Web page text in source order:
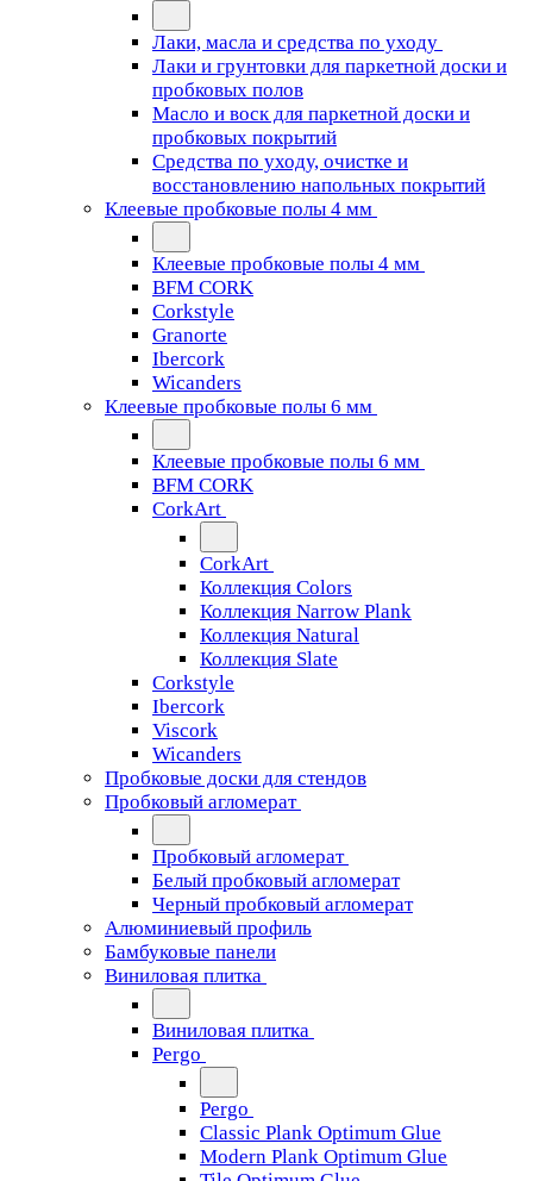
Лаки, масла и средства по уходу
Лаки и грунтовки для паркетной доски и
пробковых полов
Масло и воск для паркетной доски и
пробковых покрытий
Средства по уходу, очистке и
восстановлению напольных покрытий
Клеевые пробковые полы 4 мм
Клеевые пробковые полы 4 мм
BFM CORK
Corkstyle
Granorte
Ibercork
Wicanders
Клеевые пробковые полы 6 мм
Клеевые пробковые полы 6 мм
BFM CORK
CorkArt
CorkArt
Коллекция Colors
Коллекция Narrow Plank
Коллекция Natural
Коллекция Slate
Corkstyle
Ibercork
Viscork
Wicanders
Пробковые доски для стендов
Пробковый агломерат
Пробковый агломерат
Белый пробковый агломерат
Черный пробковый агломерат
Алюминиевый профиль
Бамбуковые панели
Виниловая плитка
Виниловая плитка
Pergo
Pergo
Classic Plank Optimum Glue
Modern Plank Optimum Glue